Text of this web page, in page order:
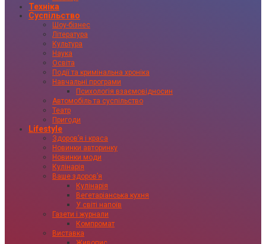
Техніка
Суспільство
Шоу-бізнес
Література
Культура
Наука
Освіта
Події та кримінальна хроніка
Навчальні програми
Психологія взаємовідносин
Автомобіль та суспільство
Театр
Пригоди
Lifestyle
Здоровʼя і краса
Новинки авторинку
Новинки моди
Кулінарія
Ваше здоровʼя
Кулінарія
Вегетаріанська кухня
У світі напоїв
Газети і журнали
Компромат
Виставка